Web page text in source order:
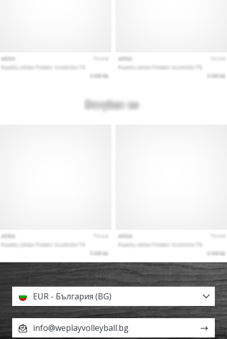
EUR - България (BG)
info@weplayvolleyball.bg